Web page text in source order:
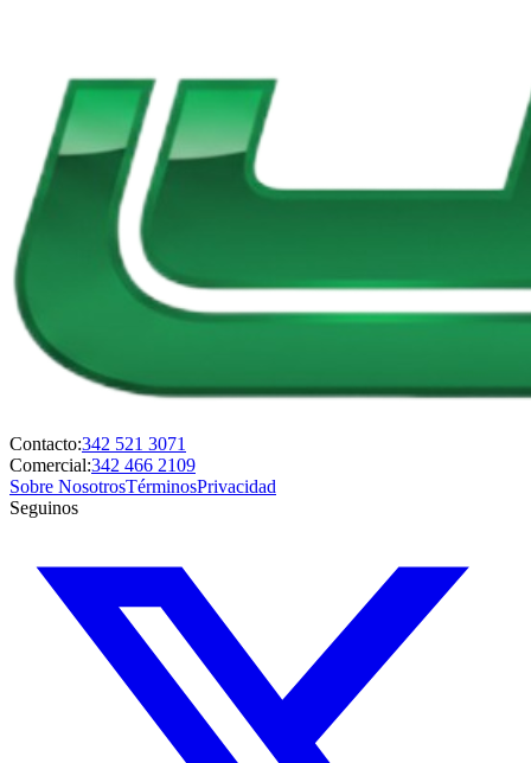
Contacto:342 521 3071
Comercial:342 466 2109
Sobre NosotrosTérminosPrivacidad
Seguinos